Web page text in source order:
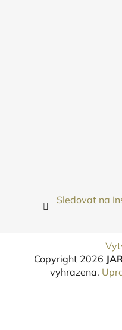
Sledovat na
Copyright 2026
vyhrazena.